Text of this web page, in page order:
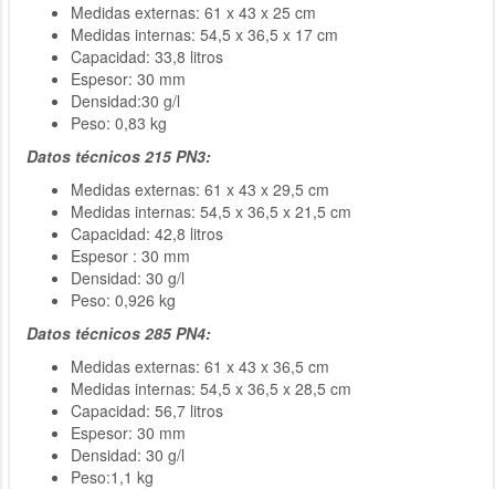
Medidas externas: 61 x 43 x 25 cm
Medidas internas: 54,5 x 36,5 x 17 cm
Capacidad: 33,8 litros
Espesor: 30 mm
Densidad:30 g/l
Peso: 0,83 kg
Datos técnicos 215 PN3:
Medidas externas: 61 x 43 x 29,5 cm
Medidas internas: 54,5 x 36,5 x 21,5 cm
Capacidad: 42,8 litros
Espesor : 30 mm
Densidad: 30 g/l
Peso: 0,926 kg
Datos técnicos 285 PN4:
Medidas externas: 61 x 43 x 36,5 cm
Medidas internas: 54,5 x 36,5 x 28,5 cm
Capacidad: 56,7 litros
Espesor: 30 mm
Densidad: 30 g/l
Peso:1,1 kg